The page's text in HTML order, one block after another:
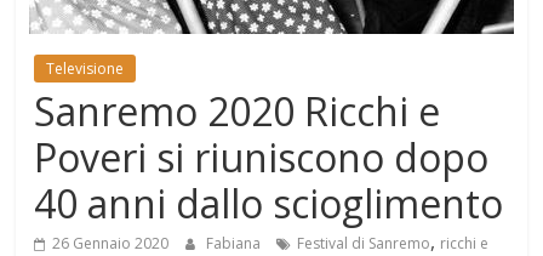
Mondo
Televisione
Sanremo 2020 Ricchi e
Poveri si riuniscono dopo
40 anni dallo scioglimento
26 Gennaio 2020 Fabiana Festival di Sanremo, ricchi e